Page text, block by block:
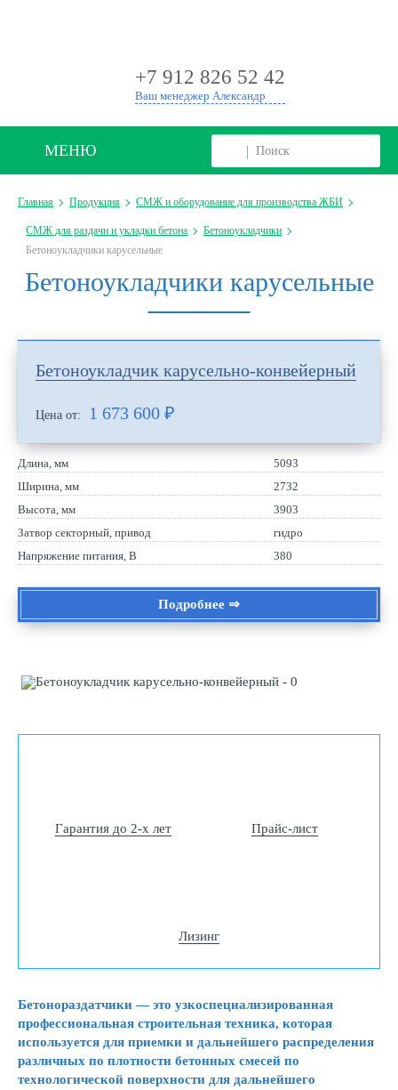
+7 912 826 52 42
Ваш менеджер Александр
МЕНЮ
Главная Продукция СМЖ и оборудование для производства ЖБИ
СМЖ для раздачи и укладки бетона
Бетоноукладчики
Бетоноукладчики карусельные
Бетоноукладчики карусельные
Бетоноукладчик карусельно-конвейерный
Цена от: 1 673 600 ₽
Длина, мм
5093
Ширина, мм
2732
Высота, мм
3903
Затвор секторный, привод
гидро
Напряжение питания, В
380
Подробнее ⇒
Гарантия до 2-х лет Прайс-лист
Лизинг
Бетонораздатчики — это узкоспециализированная
профессиональная строительная техника, которая
используется для приемки и дальнейшего распределения
различных по плотности бетонных смесей по
технологической поверхности для дальнейшего